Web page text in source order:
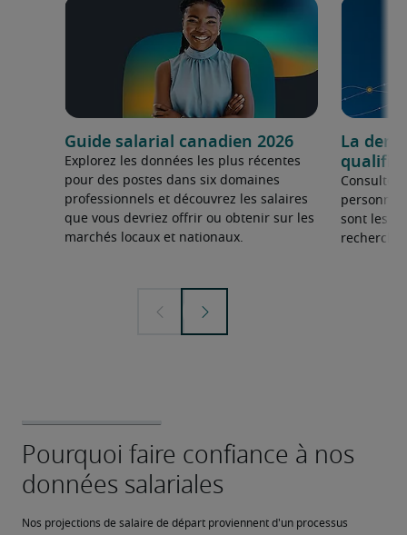
Guide salarial canadien 2026
Explorez les données les plus récentes
pour des postes dans six domaines
professionnels et découvrez les salaires
que vous devriez offrir ou obtenir sur les
marchés locaux et nationaux.
La
qualifié
Consultez
personnel
sont les
Nos projections de salaire de départ proviennent d'un processus